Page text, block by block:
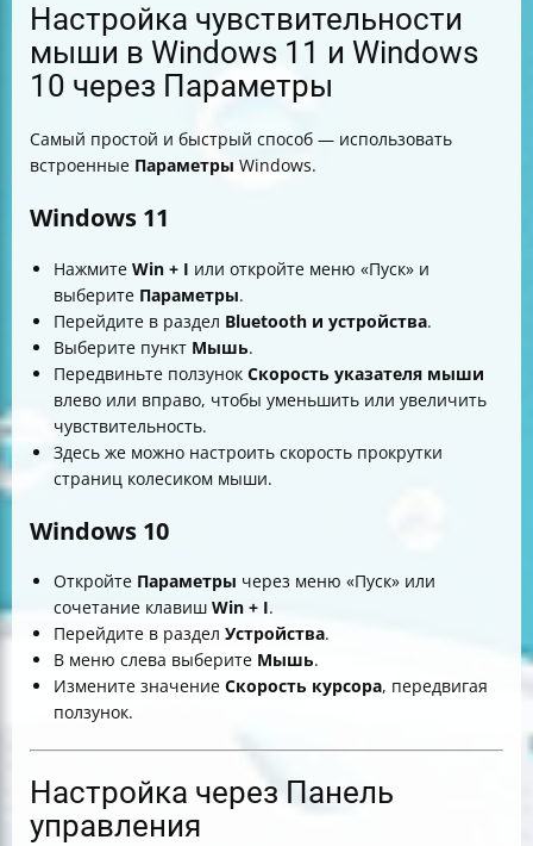
Настройка чувствительности
мыши в Windows 11 и Windows
10 через Параметры
Самый простой и быстрый способ — использовать
встроенные Параметры Windows.
Windows 11
Нажмите Win + I или откройте меню «Пуск» и
выберите Параметры.
Перейдите в раздел Bluetooth и устройства.
Выберите пункт Мышь.
Передвиньте ползунок Скорость указателя мыши
влево или вправо, чтобы уменьшить или увеличить
чувствительность.
Здесь же можно настроить скорость прокрутки
страниц колесиком мыши.
Windows 10
Откройте Параметры через меню «Пуск» или
сочетание клавиш Win + I.
Перейдите в раздел Устройства.
В меню слева выберите Мышь.
Измените значение Скорость курсора, передвигая
ползунок.
Настройка через Панель
управления